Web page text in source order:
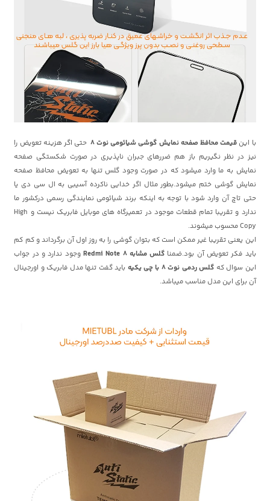
با این قیمت محافظ صفحه نمایش گوشی شیائومی نوت 8
حتی اگر هزینه تعویض را
نیز در نظر نگیریم باز هم ضررهای جبران ناپذیری در صورت شکستگی صفحه
نمایش به ما وارد میشود که در صورت وجود گلس تنها به تعویض محافظ صفحه
نمایش گوشی ختم میشود.بطور مثال اگر خدایی ناکرده آسیبی به ال سی دی یا
حتی تاچ آن وارد شود با توجه به اینکه برند شیائومی نمایندگی رسمی درکشور ما
ندارد و تقریبا تمام قطعات موجود در تعمیرگاه های موبایل فابریک نیست و High
Copy محسوب میشوند.
این یعنی تقریبا غیر ممکن است که بتوان گوشی را به روز اول آن برگرداند و کم کم
باید فکر تعویض آن بود.ضمنا گلس مشابه Redmi Note 8
وجود ندارد و در جواب
این سوال که گلس ردمی نوت 8 با چی یکیه
باید گفت تنها مدل فابریک و اورجینال
آن برای این مدل مناسب میباشد.